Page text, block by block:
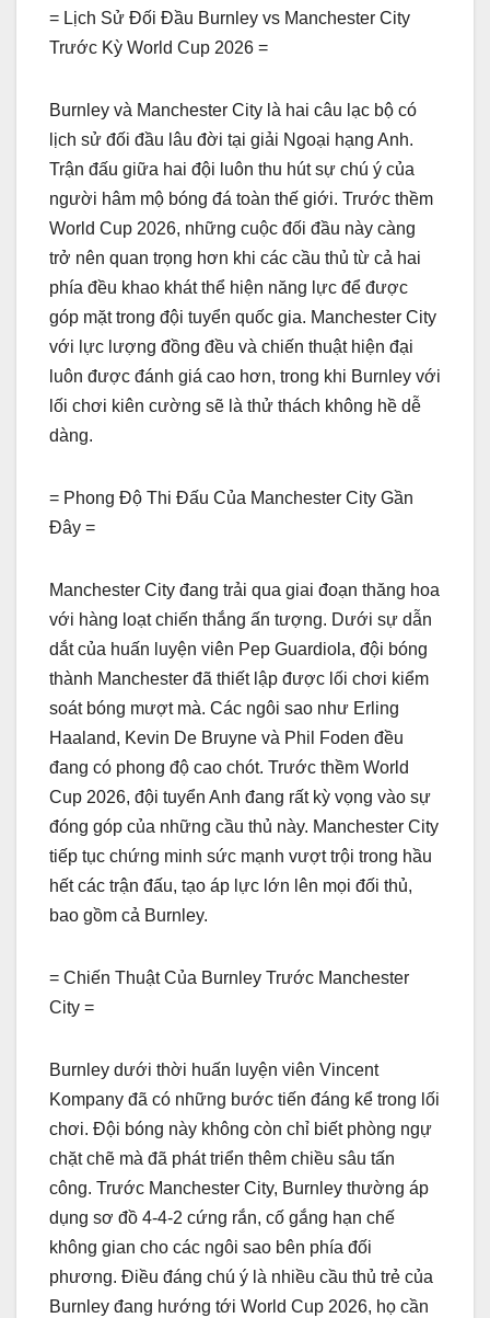
= Lịch Sử Đối Đầu Burnley vs Manchester City
Trước Kỳ World Cup 2026 =
Burnley và Manchester City là hai câu lạc bộ có
lịch sử đối đầu lâu đời tại giải Ngoại hạng Anh.
Trận đấu giữa hai đội luôn thu hút sự chú ý của
người hâm mộ bóng đá toàn thế giới. Trước thềm
World Cup 2026, những cuộc đối đầu này càng
trở nên quan trọng hơn khi các cầu thủ từ cả hai
phía đều khao khát thể hiện năng lực để được
góp mặt trong đội tuyển quốc gia. Manchester City
với lực lượng đồng đều và chiến thuật hiện đại
luôn được đánh giá cao hơn, trong khi Burnley với
lối chơi kiên cường sẽ là thử thách không hề dễ
dàng.
= Phong Độ Thi Đấu Của Manchester City Gần
Đây =
Manchester City đang trải qua giai đoạn thăng hoa
với hàng loạt chiến thắng ấn tượng. Dưới sự dẫn
dắt của huấn luyện viên Pep Guardiola, đội bóng
thành Manchester đã thiết lập được lối chơi kiểm
soát bóng mượt mà. Các ngôi sao như Erling
Haaland, Kevin De Bruyne và Phil Foden đều
đang có phong độ cao chót. Trước thềm World
Cup 2026, đội tuyển Anh đang rất kỳ vọng vào sự
đóng góp của những cầu thủ này. Manchester City
tiếp tục chứng minh sức mạnh vượt trội trong hầu
hết các trận đấu, tạo áp lực lớn lên mọi đối thủ,
bao gồm cả Burnley.
= Chiến Thuật Của Burnley Trước Manchester
City =
Burnley dưới thời huấn luyện viên Vincent
Kompany đã có những bước tiến đáng kể trong lối
chơi. Đội bóng này không còn chỉ biết phòng ngự
chặt chẽ mà đã phát triển thêm chiều sâu tấn
công. Trước Manchester City, Burnley thường áp
dụng sơ đồ 4-4-2 cứng rắn, cố gắng hạn chế
không gian cho các ngôi sao bên phía đối
phương. Điều đáng chú ý là nhiều cầu thủ trẻ của
Burnley đang hướng tới World Cup 2026, họ cần